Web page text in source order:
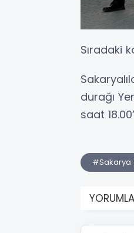
Sıradaki
durağı
saat
#Sakarya